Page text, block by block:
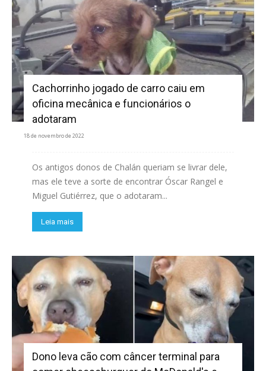
Cachorrinho jogado de carro caiu em
oficina mecânica e funcionários o
adotaram
18 de novembro de 2022
Os antigos donos de Chalán queriam se livrar dele,
mas ele teve a sorte de encontrar Óscar Rangel e
Miguel Gutiérrez, que o adotaram...
Leia mais
Dono leva cão com câncer terminal para